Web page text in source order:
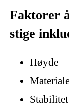
Faktorer
stige
Høyde
Stabilitet